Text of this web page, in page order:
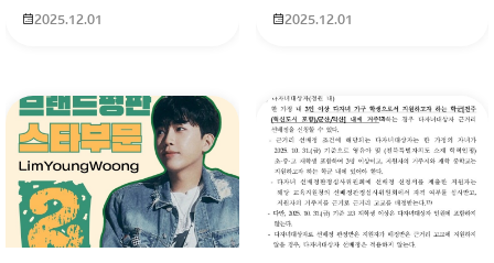
2025.12.01 2025.12.01